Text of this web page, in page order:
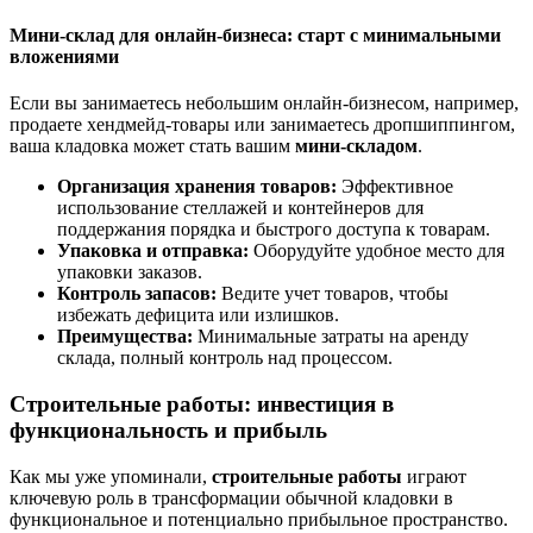
Мини-склад для онлайн-бизнеса: старт с минимальными
вложениями
Если вы занимаетесь небольшим онлайн-бизнесом, например,
продаете хендмейд-товары или занимаетесь дропшиппингом,
ваша кладовка может стать вашим мини-складом.
Организация хранения товаров: Эффективное
использование стеллажей и контейнеров для
поддержания порядка и быстрого доступа к товарам.
Упаковка и отправка: Оборудуйте удобное место для
упаковки заказов.
Контроль запасов: Ведите учет товаров, чтобы
избежать дефицита или излишков.
Преимущества: Минимальные затраты на аренду
склада, полный контроль над процессом.
Строительные работы: инвестиция в
функциональность и прибыль
Как мы уже упоминали, строительные работы играют
ключевую роль в трансформации обычной кладовки в
функциональное и потенциально прибыльное пространство.